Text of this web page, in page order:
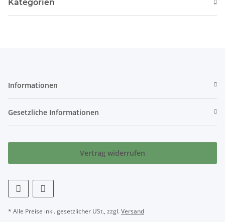
Kategorien
Informationen
Gesetzliche Informationen
Vertrag widerrufen
* Alle Preise inkl. gesetzlicher USt., zzgl.Versand